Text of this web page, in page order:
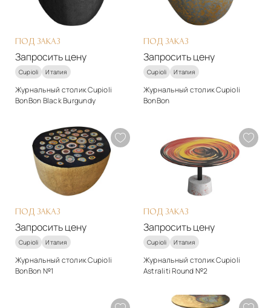
Подробнее
Запросить цену
Подробнее
Запросить цену
ПОД ЗАКАЗ
Запросить цену
Cupioli Италия
Журнальный столик Cupioli
BonBon Black Burgundy
арт-деко
Материалы
Массив дерева
Подробнее
Запросить цену
ПОД ЗАКАЗ
Запросить цену
Cupioli Италия
Журнальный столик Cupioli
BonBon
Материалы
Гипс
Подробнее
Запросить цену
ПОД ЗАКАЗ
Запросить цену
Cupioli Италия
Журнальный столик Cupioli
BonBon №1
ПОД ЗАКАЗ
Запросить цену
Cupioli Италия
Журнальный столик Cupioli
Astraliti Round №2
арт-деко